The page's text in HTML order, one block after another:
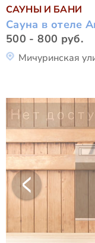
САУНЫ И БАНИ
Сауна в отеле
500 - 800 руб.
Мичуринская